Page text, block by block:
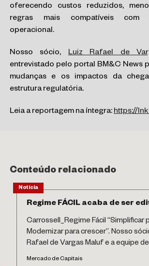
oferecendo custos reduzidos,
regras mais compatíveis com
operacional.
Nosso sócio,Luiz Rafael de
entrevistado pelo portal BM&C News
mudanças e os impactos da
estrutura regulatória.
Leia a reportagem na íntegra:https://
Conteúdo relacionado
Notícia
Regime FÁCIL acaba de ser
Carrossell_Regime Fácil “Simplificar
Modernizar para crescer”. Nosso
Rafael de Vargas Maluf e a equipe
Mercado de Capitais